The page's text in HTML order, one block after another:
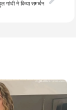
गांधी ने किया समर्थन